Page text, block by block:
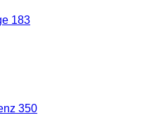
183
350